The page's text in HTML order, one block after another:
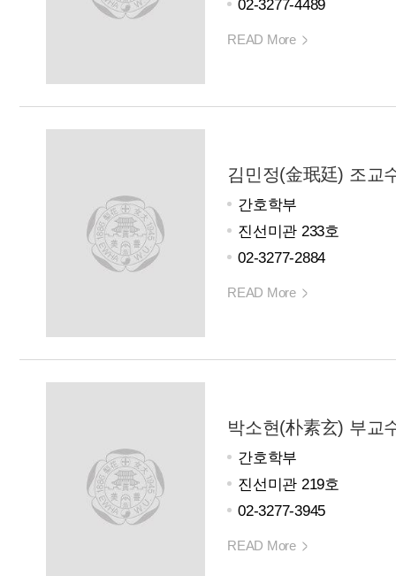
02-3277-4489
READ More
김민정(金珉廷) 조교
간호학부
진선미관 233호
02-3277-2884
READ More
박소현(朴素玄) 부교
간호학부
진선미관 219호
02-3277-3945
READ More